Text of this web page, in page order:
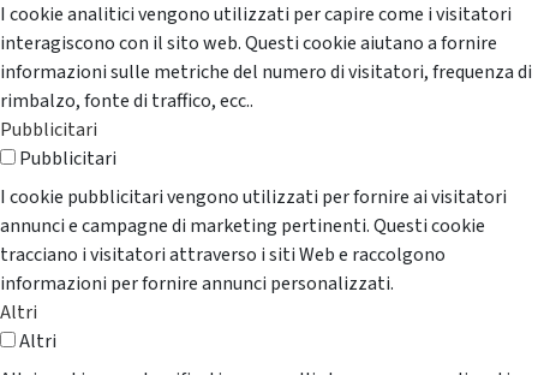
I cookie analitici vengono utilizzati per capire come i visitatori
interagiscono con il sito web. Questi cookie aiutano a fornire
informazioni sulle metriche del numero di visitatori, frequenza di
rimbalzo, fonte di traffico, ecc..
Pubblicitari
Pubblicitari
I cookie pubblicitari vengono utilizzati per fornire ai visitatori
annunci e campagne di marketing pertinenti. Questi cookie
tracciano i visitatori attraverso i siti Web e raccolgono
informazioni per fornire annunci personalizzati.
Altri
Altri